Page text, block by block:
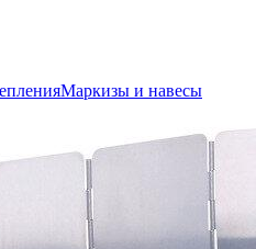
Маркизы и навесы